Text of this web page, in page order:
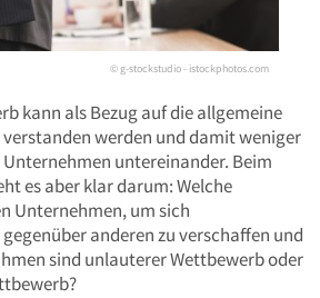
© g-stockstudio - istockphotos.com
kann als Bezug auf die allgemeine
werden und damit weniger
untereinander. Beim
es aber klar darum: Welche
Unternehmen, um sich
anderen zu verschaffen und
sind unlauterer Wettbewerb oder